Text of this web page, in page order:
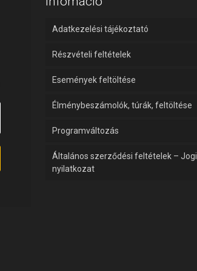
Adatkezelési tájékoztató
Részvételi feltételek
Események feltöltése
Élménybeszámolók, túrák, feltöltése
Programváltozás
Általános szerződési feltételek – Jogi
nyilatkozat